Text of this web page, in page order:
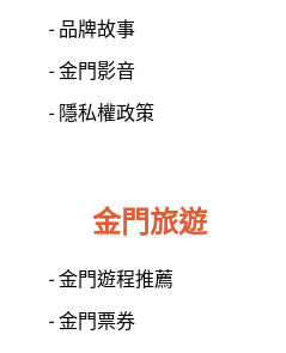
- 品牌故事
- 金門影音
- 隱私權政策
金門旅遊
- 金門遊程推薦
- 金門票券